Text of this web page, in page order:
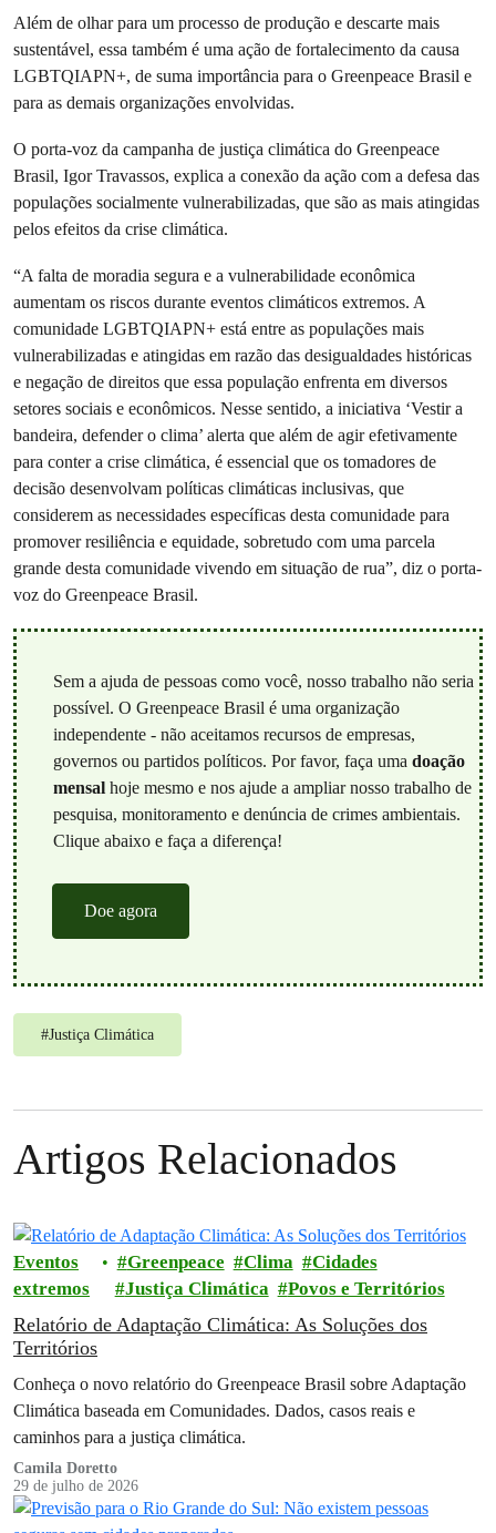
Além de olhar para um processo de produção e descarte mais
sustentável, essa também é uma ação de fortalecimento da causa
LGBTQIAPN+, de suma importância para o Greenpeace Brasil e
para as demais organizações envolvidas.
O porta-voz da campanha de justiça climática do Greenpeace
Brasil, Igor Travassos, explica a conexão da ação com a defesa das
populações socialmente vulnerabilizadas, que são as mais atingidas
pelos efeitos da crise climática.
“A falta de moradia segura e a vulnerabilidade econômica
aumentam os riscos durante eventos climáticos extremos. A
comunidade LGBTQIAPN+ está entre as populações mais
vulnerabilizadas e atingidas em razão das desigualdades históricas
e negação de direitos que essa população enfrenta em diversos
setores sociais e econômicos. Nesse sentido, a iniciativa ‘Vestir a
bandeira, defender o clima’ alerta que além de agir efetivamente
para conter a crise climática, é essencial que os tomadores de
decisão desenvolvam políticas climáticas inclusivas, que
considerem as necessidades específicas desta comunidade para
promover resiliência e equidade​, sobretudo com uma parcela
grande desta comunidade vivendo em situação de rua”, diz o porta-
voz do Greenpeace Brasil.
Sem a ajuda de pessoas como você, nosso trabalho não seria
possível. O Greenpeace Brasil é uma organização
independente - não aceitamos recursos de empresas,
governos ou partidos políticos. Por favor, faça uma doação
mensalhoje mesmo e nos ajude a ampliar nosso trabalho de
pesquisa, monitoramento e denúncia de crimes ambientais.
Clique abaixo e faça a diferença!
Doe agora
#Justiça Climática
Artigos Relacionados
Eventos
extremos
Greenpeace Clima
Cidades
Justiça Climática
Povos e Territórios
Relatório de Adaptação Climática: As Soluções dos
Territórios
Conheça o novo relatório do Greenpeace Brasil sobre Adaptação
Climática baseada em Comunidades. Dados, casos reais e
caminhos para a justiça climática.
Camila Doretto
29 de julho de 2026